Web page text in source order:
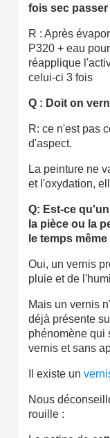
fois sec passer
R : Après
P320 + eau
réapplique
celui-ci 3 fois
Q : Doit on
R: ce n'est pas
d'aspect.
La peinture ne
et l'oxydation,
Q: Est-ce
la pièce ou la
le temps
Oui, un vernis
pluie et de
Mais un vernis
déjà présente
phénomène qui
vernis et sans
Il existe un
Nous
rouille :